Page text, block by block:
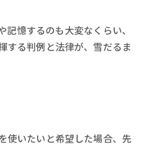
憶するのも大変なくらい、
する判例と法律が、雪だるま
使いたいと希望した場合、先